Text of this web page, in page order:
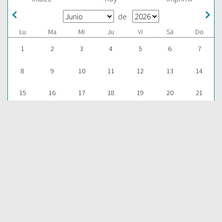
de
Lu Ma Mi Ju Vi Sá
Do
1
2 3 4 5 6 7
8 9 10 11 12 13 14
15 16 17 18 19 20 21